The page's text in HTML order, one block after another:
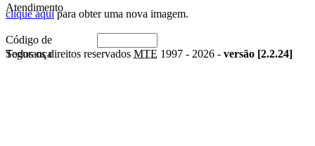
Atendimento
clique aquipara obter uma nova imagem.
Código de
Segurança
Todos os direitos reservados MTE 1997 - 2026 - versão [2.2.24]